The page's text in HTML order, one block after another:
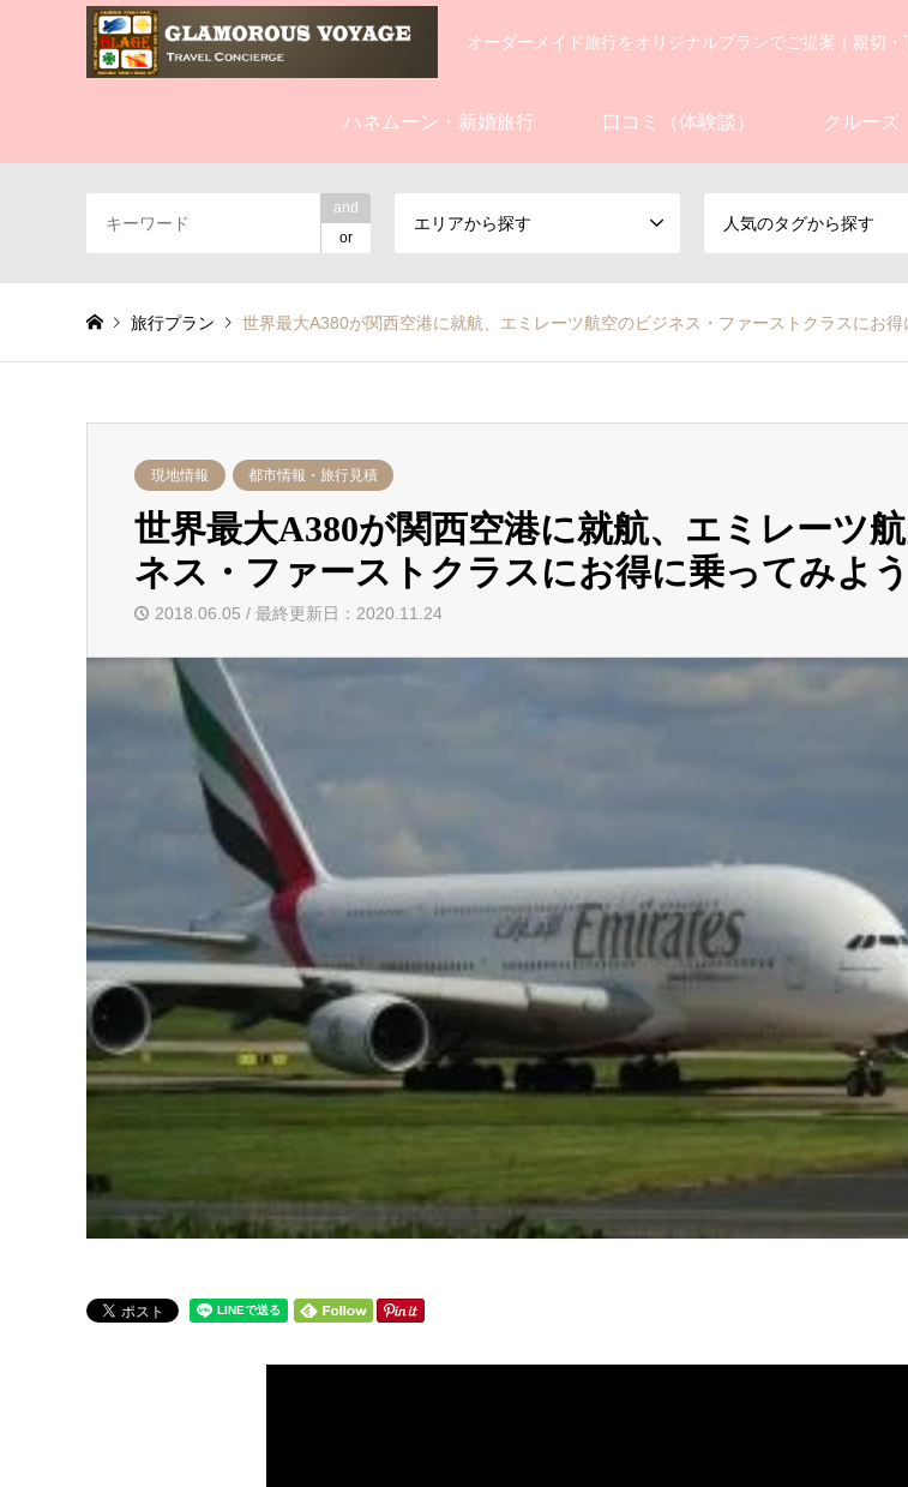
オーダーメイド旅行をオリジナルプランでご提案｜親切
ハネムーン・新婚旅行 口コミ（体験談） クルーズ
and
or
エリアから探す 人気のタグから探す
旅行プラン 世界最大A380が関西空港に就航、エミレーツ航空のビジネス・ファーストクラスにお得
現地情報 都市情報・旅行見積
世界最大A380が関西空港に就航、エミレーツ
ネス・ファーストクラスにお得に乗ってみよう
2018.06.05 / 最終更新日：2020.11.24